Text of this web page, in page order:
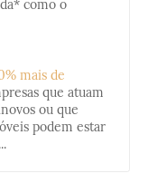
como o
mais de
que atuam
ou que
podem estar